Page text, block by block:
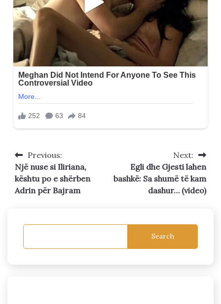
Post
navigation
Previous:
Një nuse si Iliriana,
kështu po e shërben
Adrin për Bajram
Next:
Egli dhe Gjesti lahen
bashkë: Sa shumë të kam
dashur… (video)
Search